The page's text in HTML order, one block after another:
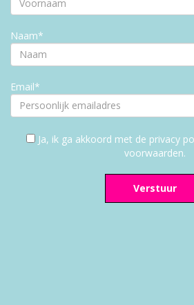
Naam*
Email*
Ja, ik ga akkoord met de privacy
voorwaarden.
Verstuur